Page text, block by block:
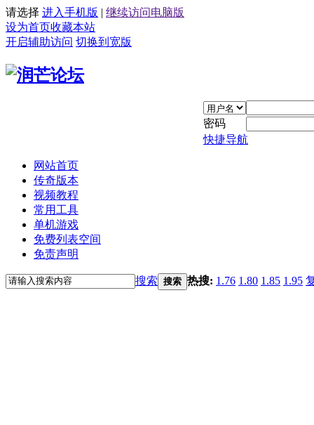
请选择 进入手机版 | 继续访问电脑版
设为首页收藏本站
开启辅助访问 切换到宽版
密码
快捷导航
网站首页
传奇版本
视频教程
常用工具
单机游戏
免费列表空间
免责声明
搜索 搜索 热搜: 1.76 1.80 1.85 1.95